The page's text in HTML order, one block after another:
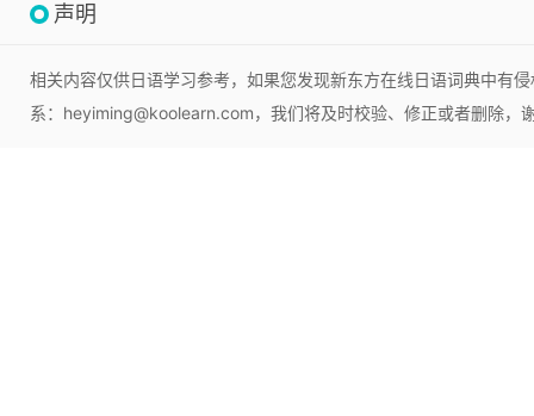
声明
相关内容仅供日语学习参考，如果您发现新东方在线日语词典中有
系：heyiming@koolearn.com，我们将及时校验、修正或者删除，